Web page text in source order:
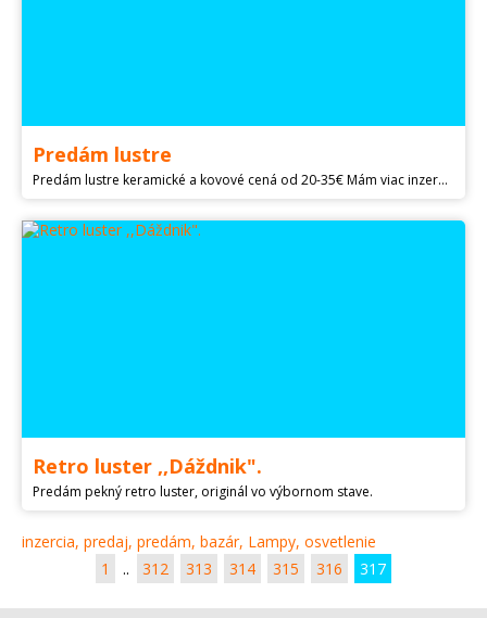
Predám lustre
Predám lustre keramické a kovové cená od 20-35€ Mám viac inzerátov kliknúť na meno
Retro luster ,,Dáždnik".
Predám pekný retro luster, originál vo výbornom stave.
inzercia, predaj, predám, bazár, Lampy, osvetlenie
1
.. 312 313 314 315 316 317